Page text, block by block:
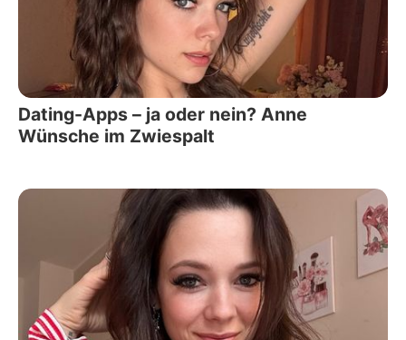
Dating-Apps – ja oder nein? Anne
Wünsche im Zwiespalt